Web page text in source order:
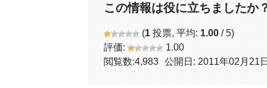
この情報は役に立ちましたか
(1 投票, 平均: 1.00 / 5)
評価:
1.00
閲覧数:4,983 公開日: 2011年02月21日